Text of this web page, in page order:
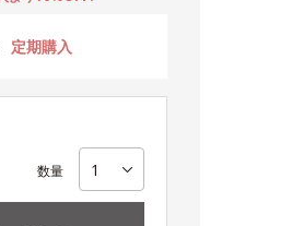
定期購入
数量